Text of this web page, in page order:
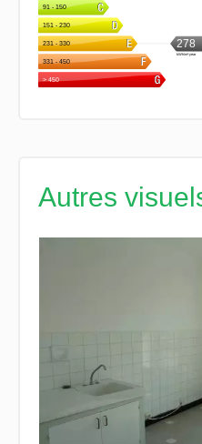
Autres